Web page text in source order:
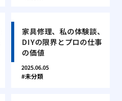
家具修理、私の体験談、
DIYの限界とプロの仕事
の価値
2025.06.05
未分類